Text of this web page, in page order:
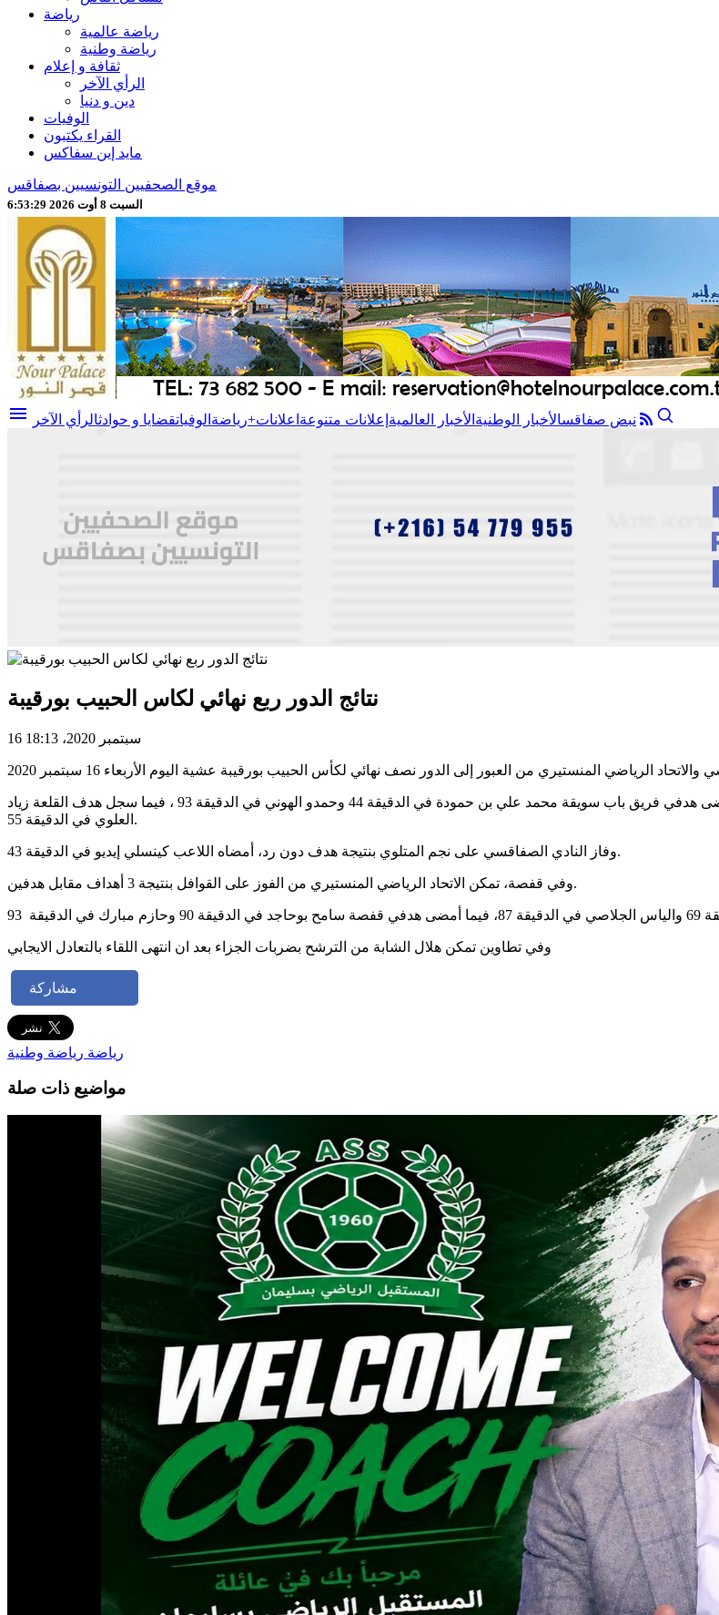
رياضة
رياضة عالمية
رياضة وطنية
ثقافة و إعلام
الرأي الآخر
دين و دنيا
الوفيات
القراء يكتبون
مايد إين سفاكس
موقع الصحفيين التونسيين بصفاقس
السبت 8 أوت 2026 6:53:31
menu نبض صفاقسالأخبار الوطنية الأخبار العالمية إعلانات متنوعة اعلانات+رياضة الوفياتقضايا و حوادثالرأي الآخر
نتائج الدور ربع نهائي لكاس الحبيب بورقيبة
16 سبتمبر 2020، 18:13
وتمكن الترجي من الفوز على حساب القلعة الرياضية بنتيجة هدفين مقابل هدف. وأمضى هدفي فريق باب سويقة محمد علي بن حمودة في الدقيقة 44 وحمدو الهوني في الدقيقة 93 ، فيما سجل هدف القلعة زياد
العلوي في الدقيقة 55.
وفاز النادي الصفاقسي على نجم المتلوي بنتيجة هدف دون رد، أمضاه اللاعب كينسلي إيديو في الدقيقة 43.
وفي قفصة، تمكن الاتحاد الرياضي المنستيري من الفوز على القوافل بنتيجة 3 أهداف مقابل هدفين.
وفي تطاوين تمكن هلال الشابة من الترشح بضربات الجزاء بعد ان انتهى اللقاء بالتعادل الايجابي
مشاركة
رياضة رياضة وطنية
مواضيع ذات صلة